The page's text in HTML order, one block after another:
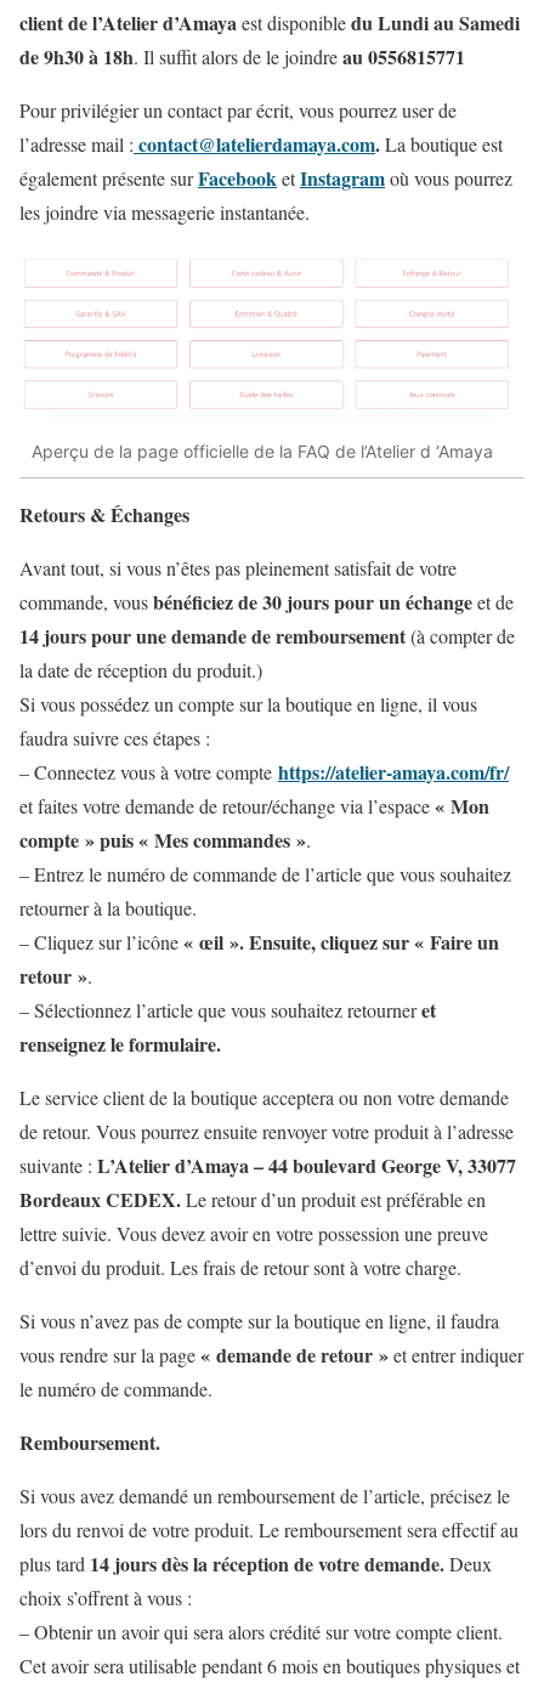
client de l’Atelier d’Amaya est disponibledu Lundi au Samedi
de 9h30 à 18h. Il suffit alors de le joindreau 0556815771
Pour privilégier un contact par écrit, vous pourrez user de
l’adresse mail : contact@latelierdamaya.com.La boutique est
également présente surFacebook etInstagramoù vous pourrez
les joindre via messagerie instantanée.
Aperçu de la page officielle de la FAQ de l’Atelier d ‘Amaya
Retours & Échanges
Avant tout, si vous n’êtes pas pleinement satisfait de votre
commande, vousbénéficiez de 30 jours pour un échangeet de
14 jours pour une demande de remboursement(à compter de
la date de réception du produit.)
Si vous possédez un compte sur la boutique en ligne, il vous
faudra suivre ces étapes :
– Connectez vous à votre compte https://atelier-amaya.com/fr/
et faites votre demande de retour/échange via l’espace« Mon
compte » puis « Mes commandes ».
– Entrez le numéro de commande de l’article que vous souhaitez
retourner à la boutique.
– Cliquez sur l’icône« œil ». Ensuite, cliquez sur « Faire un
retour ».
– Sélectionnez l’article que vous souhaitez retourneret
renseignez le formulaire.
Le service client de la boutique acceptera ou non votre demande
de retour. Vous pourrez ensuite renvoyer votre produit à l’adresse
suivante : L’Atelier d’Amaya – 44 boulevard George V, 33077
Bordeaux CEDEX.Le retour d’un produit est préférable en
lettre suivie. Vous devez avoir en votre possession une preuve
d’envoi du produit. Les frais de retour sont à votre charge.
Si vous n’avez pas de compte sur la boutique en ligne, il faudra
vous rendre sur la page« demande de retour »et entrer indiquer
le numéro de commande.
Remboursement.
Si vous avez demandé un remboursement de l’article, précisez le
lors du renvoi de votre produit. Le remboursement sera effectif au
plus tard 14 jours dès la réception de votre demande.Deux
choix s’offrent à vous :
– Obtenir un avoir qui sera alors crédité sur votre compte client.
Cet avoir sera utilisable pendant 6 mois en boutiques physiques et